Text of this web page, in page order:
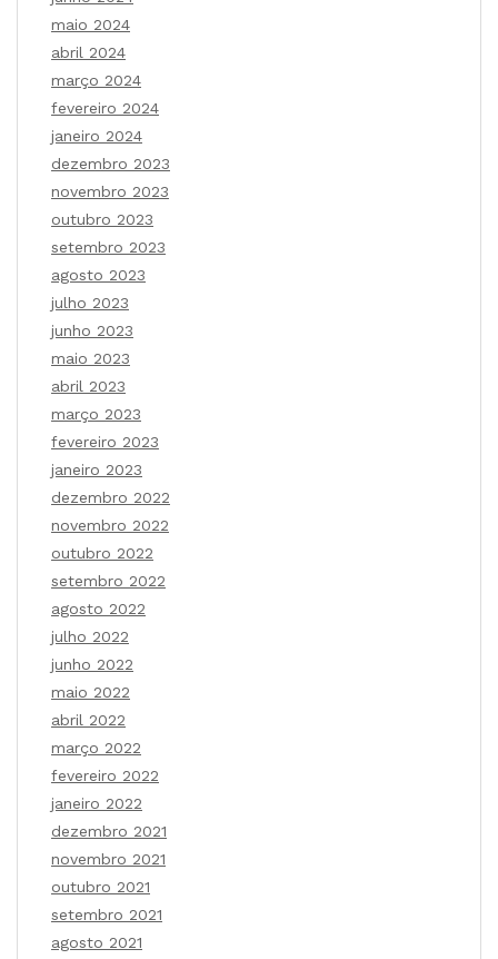
maio 2024
abril 2024
março 2024
fevereiro 2024
janeiro 2024
dezembro 2023
novembro 2023
outubro 2023
setembro 2023
agosto 2023
julho 2023
junho 2023
maio 2023
abril 2023
março 2023
fevereiro 2023
janeiro 2023
dezembro 2022
novembro 2022
outubro 2022
setembro 2022
agosto 2022
julho 2022
junho 2022
maio 2022
abril 2022
março 2022
fevereiro 2022
janeiro 2022
dezembro 2021
novembro 2021
outubro 2021
setembro 2021
agosto 2021